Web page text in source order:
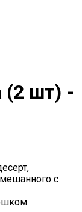
(2 шт) -
с